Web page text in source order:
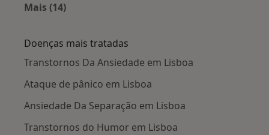
Mais (14)
Doenças mais tratadas
Transtornos Da Ansiedade em Lisboa
Ataque de pânico em Lisboa
Ansiedade Da Separação em Lisboa
Transtornos do Humor em Lisboa